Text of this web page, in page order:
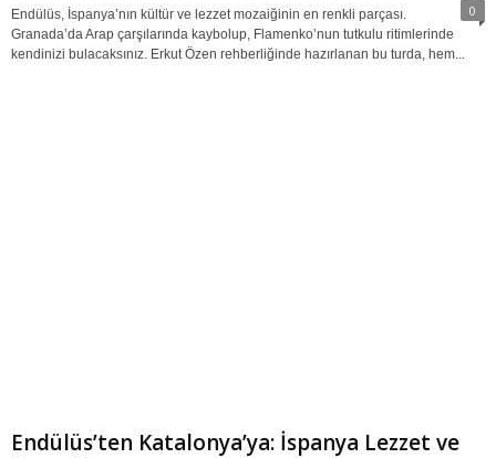
0
Endülüs, İspanya’nın kültür ve lezzet mozaiğinin en renkli parçası.
Granada’da Arap çarşılarında kaybolup, Flamenko’nun tutkulu ritimlerinde
kendinizi bulacaksınız. Erkut Özen rehberliğinde hazırlanan bu turda, hem...
Endülüs’ten Katalonya’ya: İspanya Lezzet ve